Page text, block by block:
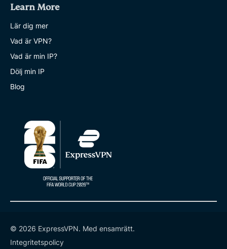
Learn More
Lär dig mer
Vad är VPN?
Vad är min IP?
Dölj min IP
Blog
© 2026 ExpressVPN. Med ensamrätt.
Integritetspolicy